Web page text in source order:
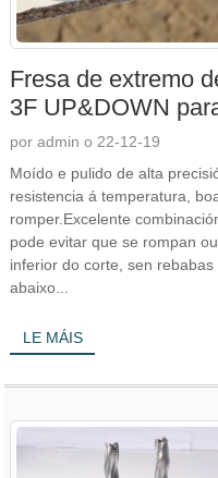
Fresa de extremo
3F UP&DOWN
por admin o 22-12-19
Moído e pulido de alta
resistencia á temperatura,
romper.Excelente
pode evitar que se rompan
inferior do corte, sen
abaixo...
LE MÁIS